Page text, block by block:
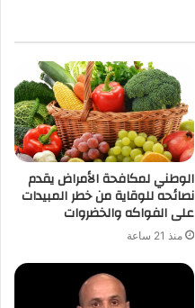
الوطني لمكافحة الأمراض يقدم
نصائحه للوقاية من خطر المبيدات
على الفواكه والخضروات
منذ 21 ساعة